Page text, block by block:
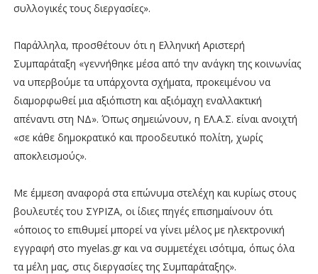
συλλογικές τους διεργασίες».
Παράλληλα, προσθέτουν ότι η Ελληνική Αριστερή
Συμπαράταξη «γεννήθηκε μέσα από την ανάγκη της κοινωνίας
να υπερβούμε τα υπάρχοντα σχήματα, προκειμένου να
διαμορφωθεί μια αξιόπιστη και αξιόμαχη εναλλακτική
απέναντι στη ΝΔ». Όπως σημειώνουν, η ΕΛ.Α.Σ. είναι ανοιχτή
«σε κάθε δημοκρατικό και προοδευτικό πολίτη, χωρίς
αποκλεισμούς».
Με έμμεση αναφορά στα επώνυμα στελέχη και κυρίως στους
βουλευτές του ΣΥΡΙΖΑ, οι ίδιες πηγές επισημαίνουν ότι
«όποιος το επιθυμεί μπορεί να γίνει μέλος με ηλεκτρονική
εγγραφή στο myelas.gr και να συμμετέχει ισότιμα, όπως όλα
τα μέλη μας, στις διεργασίες της Συμπαράταξης».